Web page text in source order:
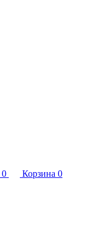
0 Корзина 0